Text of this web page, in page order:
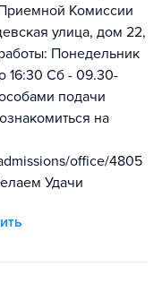
Комиссии
улица, дом 22,
Понедельник
16:30 Сб - 09.30-
подачи
на
office/4805
Удачи